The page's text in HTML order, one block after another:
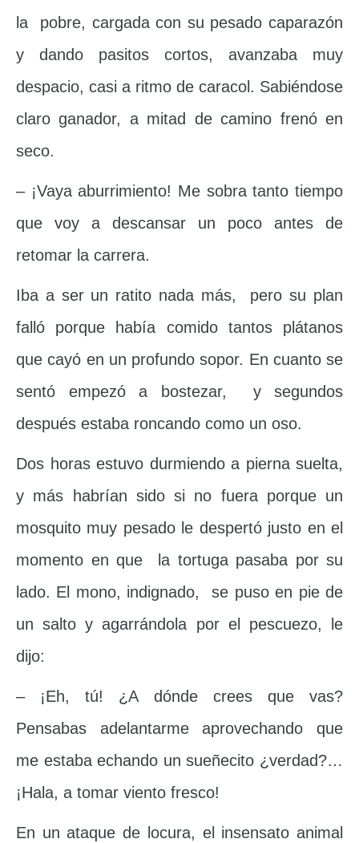
la pobre, cargada con su pesado caparazón
y dando pasitos cortos, avanzaba muy
despacio, casi a ritmo de caracol. Sabiéndose
claro ganador, a mitad de camino frenó en
seco.
– ¡Vaya aburrimiento! Me sobra tanto tiempo
que voy a descansar un poco antes de
retomar la carrera.
Iba a ser un ratito nada más, pero su plan
falló porque había comido tantos plátanos
que cayó en un profundo sopor. En cuanto se
sentó empezó a bostezar, y segundos
después estaba roncando como un oso.
Dos horas estuvo durmiendo a pierna suelta,
y más habrían sido si no fuera porque un
mosquito muy pesado le despertó justo en el
momento en que la tortuga pasaba por su
lado. El mono, indignado, se puso en pie de
un salto y agarrándola por el pescuezo, le
dijo:
– ¡Eh, tú! ¿A dónde crees que vas?
Pensabas adelantarme aprovechando que
me estaba echando un sueñecito ¿verdad?…
¡Hala, a tomar viento fresco!
En un ataque de locura, el insensato animal